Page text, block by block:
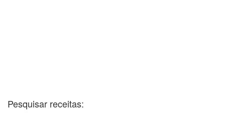
Pesquisar receitas: